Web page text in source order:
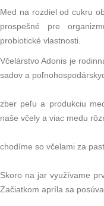
Med na rozdiel od cukru
prospešné pre
probiotické vlastnosti.
Včelárstvo Adonis je
sadov a
zber peľu a produkciu
naše včely a viac medu
chodíme so včelami za
Skoro na jar využívame
Začiatkom apríla sa